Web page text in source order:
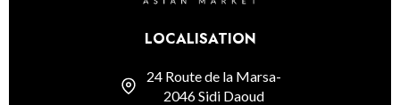
LOCALISATION
24 Route de la Marsa-
2046 Sidi Daoud